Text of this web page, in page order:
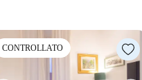
CONTROLLATO